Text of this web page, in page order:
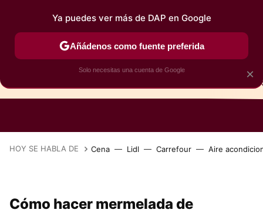
HOY SE HABLA DE Cena Lidl Carrefour Aire
Cómo hacer mermelada de
×
Ya puedes ver más de DAP en Google
Añádenos como fuente preferida
Solo necesitas una cuenta de Google